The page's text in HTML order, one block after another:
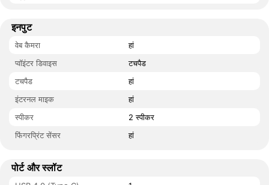
इनपुट
वेब कैमरा
हां
प्वॉइंटर डिवाइस
टचपैड
टचपैड
हां
इंटरनल माइक
हां
स्पीकर
2 स्पीकर
फिंगरप्रिंट सेंसर
हां
पोर्ट और स्लॉट